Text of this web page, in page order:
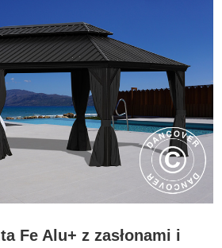
Fe Alu+ z zasłonami i